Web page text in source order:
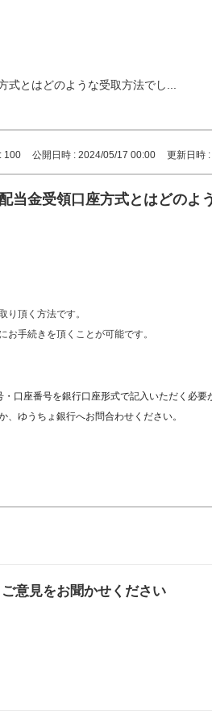
式とはどのような受取方法でし...
100 公開日時 : 2024/05/17 00:00 更新日時
当金受領口座方式とはどのよ
り頂く方法です。
手続きを頂くことが可能です。
口座番号を銀行口座形式で記入いただく必
ゆうちょ銀行へお問合わせください。
意見をお聞かせください